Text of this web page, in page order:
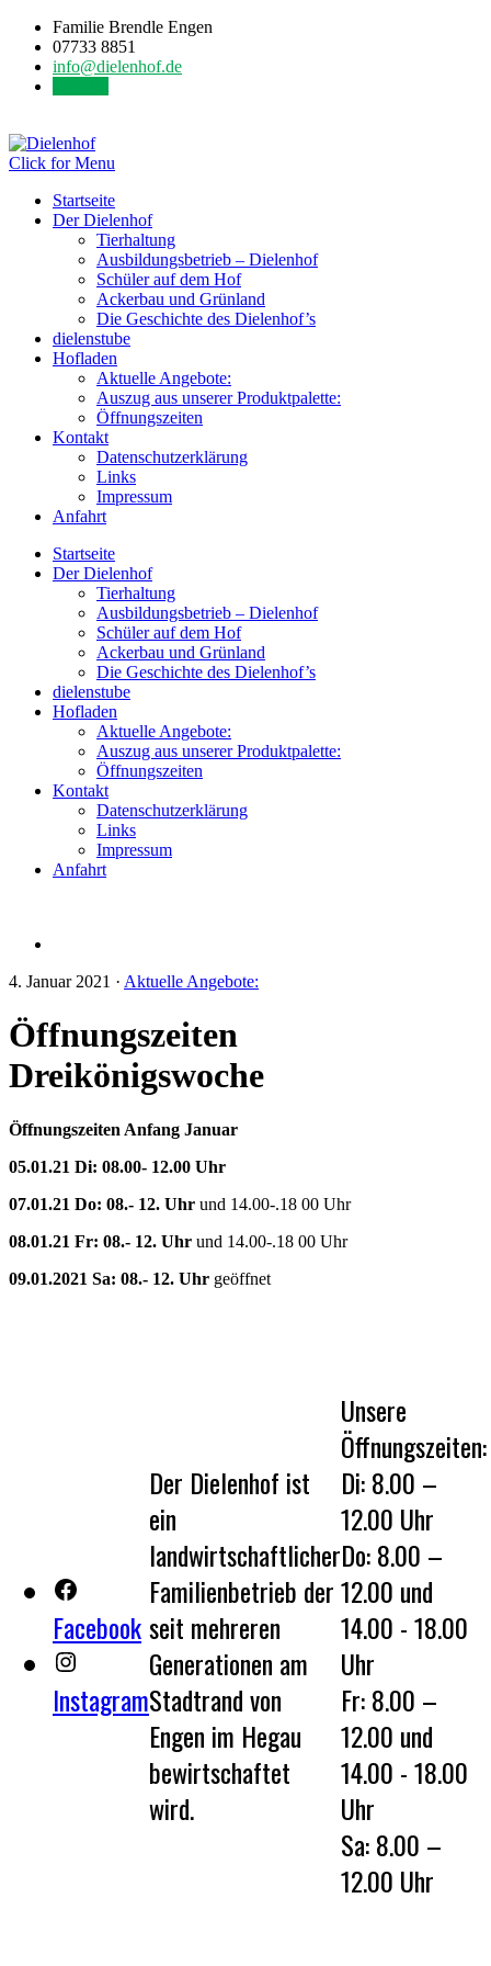
Familie Brendle Engen
07733 8851
info@dielenhof.de
Click for Menu
Startseite
Der Dielenhof
Tierhaltung
Ausbildungsbetrieb – Dielenhof
Schüler auf dem Hof
Ackerbau und Grünland
Die Geschichte des Dielenhof’s
dielenstube
Hofladen
Aktuelle Angebote:
Auszug aus unserer Produktpalette:
Öffnungszeiten
Kontakt
Datenschutzerklärung
Links
Impressum
Anfahrt
Startseite
Der Dielenhof
Tierhaltung
Ausbildungsbetrieb – Dielenhof
Schüler auf dem Hof
Ackerbau und Grünland
Die Geschichte des Dielenhof’s
dielenstube
Hofladen
Aktuelle Angebote:
Auszug aus unserer Produktpalette:
Öffnungszeiten
Kontakt
Datenschutzerklärung
Links
Impressum
Anfahrt
4. Januar 2021 · Aktuelle Angebote:
Öffnungszeiten
Dreikönigswoche
Öffnungszeiten Anfang Januar
05.01.21 Di: 08.00- 12.00 Uhr
07.01.21 Do: 08.- 12. Uhr und 14.00-.18 00 Uhr
08.01.21 Fr: 08.- 12. Uhr und 14.00-.18 00 Uhr
09.01.2021 Sa: 08.- 12. Uhr geöffnet
Facebook
Instagram
Der Dielenhof ist
ein
landwirtschaftlicher
Familienbetrieb der
seit mehreren
Generationen am
Stadtrand von
Engen im Hegau
bewirtschaftet
wird.
Unsere
Öffnungszeiten:
Di: 8.00 –
12.00 Uhr
Do: 8.00 –
12.00 und
14.00 - 18.00
Uhr
Fr: 8.00 –
12.00 und
14.00 - 18.00
Uhr
Sa: 8.00 –
12.00 Uhr